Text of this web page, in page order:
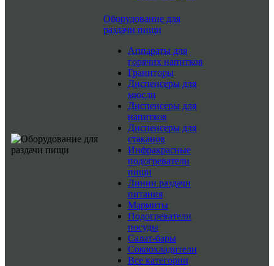
Оборудование для
раздачи пищи
Аппараты для
горячих напитков
Граниторы
Диспенсеры для
мюсли
Диспенсеры для
напитков
Диспенсеры для
стаканов
Инфракрасные
подогреватели
пищи
Линии раздачи
питания
Мармиты
Подогреватели
посуды
Салат-бары
Сокоохладители
Все категории